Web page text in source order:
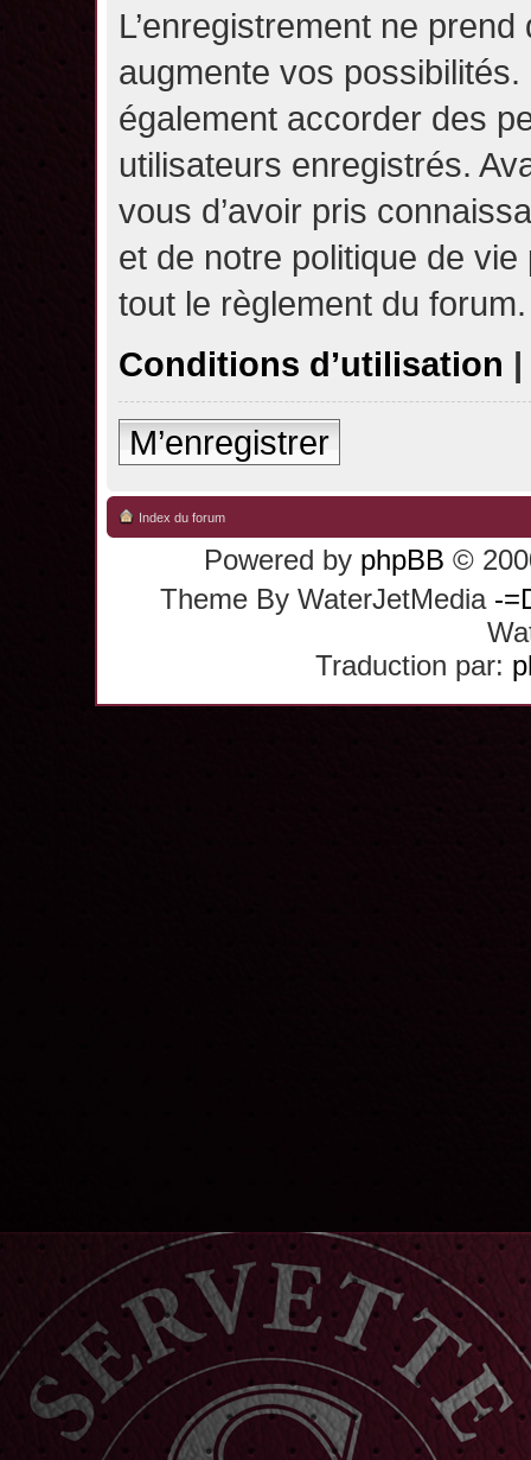
L’enregistrement ne
augmente vos possibilités.
également accorder des
utilisateurs enregistrés.
vous d’avoir pris
et de notre politique de
tout le règlement du forum.
Conditions d’utilisation |
M’enregistrer
Index du forum
Powered by phpBB ©
Theme By WaterJetMedia -
Traduction par: